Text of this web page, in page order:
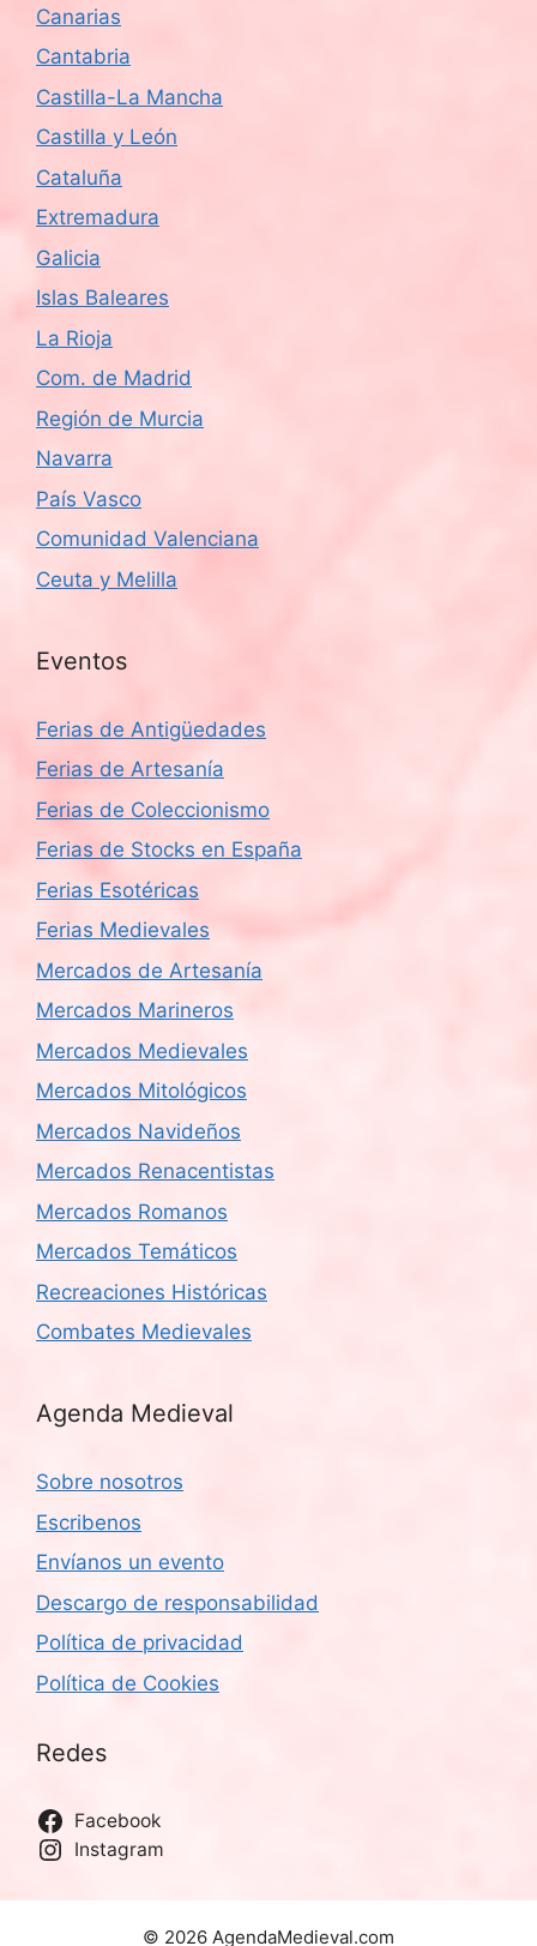
Canarias
Cantabria
Castilla-La Mancha
Castilla y León
Cataluña
Extremadura
Galicia
Islas Baleares
La Rioja
Com. de Madrid
Región de Murcia
Navarra
País Vasco
Comunidad Valenciana
Ceuta y Melilla
Eventos
Ferias de Antigüedades
Ferias de Artesanía
Ferias de Coleccionismo
Ferias de Stocks en España
Ferias Esotéricas
Ferias Medievales
Mercados de Artesanía
Mercados Marineros
Mercados Medievales
Mercados Mitológicos
Mercados Navideños
Mercados Renacentistas
Mercados Romanos
Mercados Temáticos
Recreaciones Históricas
Combates Medievales
Agenda Medieval
Sobre nosotros
Escribenos
Envíanos un evento
Descargo de responsabilidad
Política de privacidad
Política de Cookies
Redes
Facebook
Instagram
© 2026 AgendaMedieval.com